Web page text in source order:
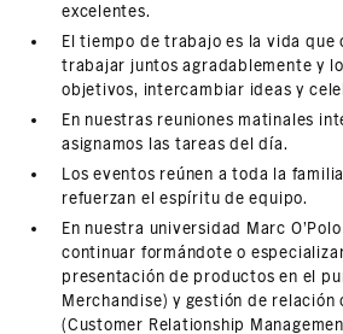
excelentes.
El tiempo de trabajo es la vida que
trabajar juntos agradablemente y
objetivos, intercambiar ideas y
En nuestras reuniones matinales
asignamos las tareas del día.
Los eventos reúnen a toda la
refuerzan el espíritu de equipo.
En nuestra universidad Marc
continuar formándote o
presentación de productos en el
Merchandise) y gestión de relación
(Customer Relationship